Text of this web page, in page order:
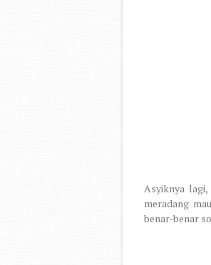
Asyiknya
meradang
benar-benar